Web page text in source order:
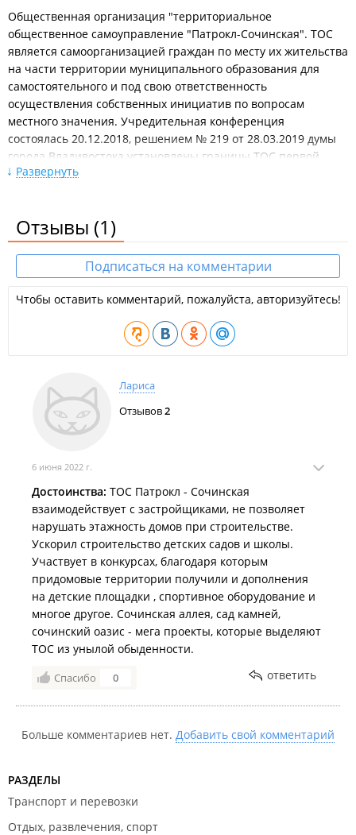
Общественная организация "территориальное
общественное самоуправление "Патрокл-Сочинская". ТОС
является самоорганизацией граждан по месту их жительства
на части территории муниципального образования для
самостоятельного и под свою ответственность
осуществления собственных инициатив по вопросам
местного значения. Учредительная конференция
состоялась 20.12.2018, решением № 219 от 28.03.2019 думы
города Владивостока установлены границы ТОС первой
версии, а приказом № 7 правового управления
настоящее время в границы ТОС входят жилые дома № 3, 5,
7 и 15 на улице Сочинской.
Задачами территориального общественного
населения вопросы местного значения, предусмотренные
действующим законодательством и характерные для
специфики территории ТОС, а именно:
осуществлении местного самоуправления;
Выработка форм эффективного взаимодействия с
органами местного самоуправления города
Владивостока для решения вопросов местного
также представление их интересов в органах
самоуправления;
Внесение предложений в представительные и
исполнительные органы муниципальной власти
города;
Осуществление деятельности по благоустройству
территории ТОС, иной хозяйственной деятельности,
направленной на удовлетворение социально-бытовых
потребностей жителей территории ТОС, участие в
общественных мероприятиях по благоустройству
территорий, взаимодействие с организациями
жилищно-коммунального хозяйства;
Осуществление деятельности по направлениям:
пожарной безопасности и правопорядка;
затрагивающих интересы населения в границах ТОС.
Перечень не является окончательным и может быть
Развернуть
Отзывы (1)
Подписаться на комментарии
Чтобы оставить комментарий, пожалуйста, авторизуйтесь!
Лариса
Отзывов2
6 июня 2022 г.
Достоинства: ТОС Патрокл - Сочинская
взаимодействует с застройщиками, не позволяет
нарушать этажность домов при строительстве.
Ускорил строительство детских садов и школы.
Участвует в конкурсах, благодаря которым
придомовые территории получили и дополнения
на детские площадки , спортивное оборудование и
многое другое. Сочинская аллея, сад камней,
сочинский оазис - мега проекты, которые выделяют
ТОС из унылой обыденности.
Спасибо 0 ответить
Больше комментариев нет. Добавить свой комментарий
РАЗДЕЛЫ
Транспорт и перевозки
Отдых, развлечения, спорт